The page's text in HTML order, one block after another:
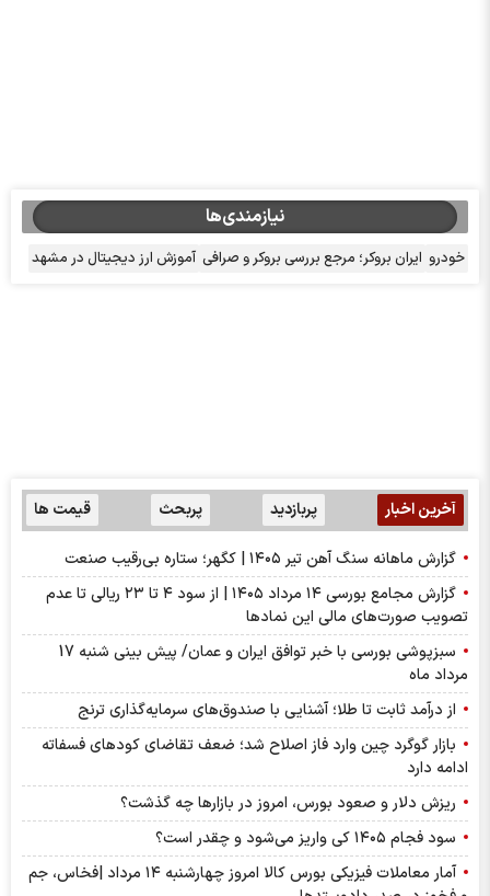
نیازمندی‌ها
خودرو ایران بروکر؛ مرجع بررسی بروکر و صرافی آموزش ارز دیجیتال در مشهد
آخرین اخبار پربازدید پربحث قیمت ها
گزارش ماهانه سنگ آهن تیر ۱۴۰۵ | کگهر؛ ستاره بی‌رقیب صنعت
گزارش مجامع بورسی ۱۴ مرداد ۱۴۰۵ | از سود ۴ تا ۲۳ ریالی تا عدم
تصویب صورت‌های مالی این نماد‌ها
سبزپوشی بورسی با خبر توافق ایران و عمان/ پیش بینی شنبه 17
مرداد ماه
از درآمد ثابت تا طلا؛ آشنایی با صندوق‌های سرمایه‌گذاری ترنج
بازار گوگرد چین وارد فاز اصلاح شد؛ ضعف تقاضای کودهای فسفاته
ادامه دارد
ریزش دلار و صعود بورس، امروز در بازارها چه گذشت؟
سود فجام ۱۴۰۵ کی واریز می‌شود و چقدر است؟
آمار معاملات فیزیکی بورس کالا امروز چهارشنبه ۱۴ مرداد |فخاس، جم